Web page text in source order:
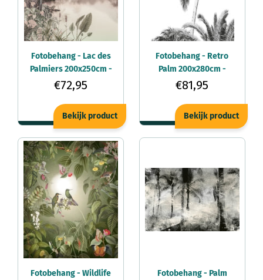
Fotobehang - Lac des
Palmiers 200x250cm -
Vliesbehang
€72,95
Bekijk product
Fotobehang - Retro
Palm 200x280cm -
Vliesbehang
€81,95
Bekijk product
Fotobehang - Wildlife
Fotobehang - Palm